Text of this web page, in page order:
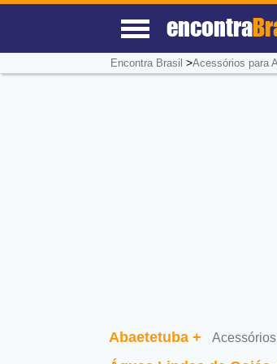
encontra
Encontra Brasil >Acessórios para
Abaetetuba +